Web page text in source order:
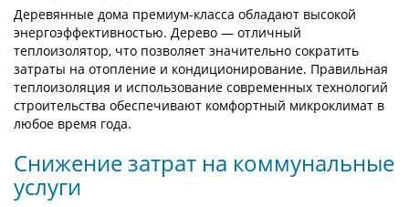
Деревянные дома премиум-класса обладают высокой
энергоэффективностью. Дерево — отличный
теплоизолятор, что позволяет значительно сократить
затраты на отопление и кондиционирование. Правильная
теплоизоляция и использование современных технологий
строительства обеспечивают комфортный микроклимат в
любое время года.
Снижение затрат на коммунальные
услуги